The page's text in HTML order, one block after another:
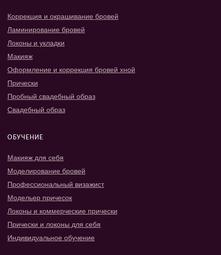
Коррекция и окрашивание бровей
Ламинирование бровей
Локоны и укладки
Макияж
Оформление и коррекция бровей хной
Прически
Пробный свадебный образ
Свадебный образ
ОБУЧЕНИЕ
Макияж для себя
Моделирование бровей
Профессиональный визажист
Модельер причесок
Локоны и коммерческие прически
Прически и локоны для себя
Индивидуальное обучение